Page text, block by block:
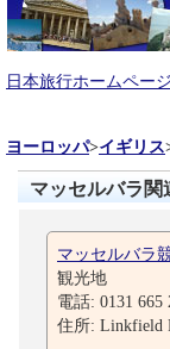
日本旅行ホームページ
ヨーロッパ>イギリス
マッセルバラ関
マッセルバラ
観光地
電話: 0131 665
住所: Linkfield